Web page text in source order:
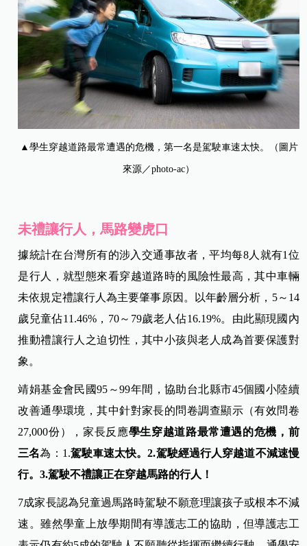
▲學生穿越道路最常遭遇的危機，第一名是駕駛車速太快。（圖片
來源／photo-ac）
未禮讓行人，馬路變虎口
據統計在台灣所有的涉入交通事故者，平均每8人就有1位
是行人，就型態來看穿越道路時的風險性最高，其中車輛
未依規定禮讓行人為主要肇事原因。以年齡層分析，5～14
歲兒童佔11.46%，70～79歲老人佔16.19%。由此顯現國內
推動禮讓行人之迫切性，其中小孩與老人成為首要保護對
象。
靖娟基金會民國95～99年間，協助台北縣市45個國小陸續
改善通學環境，其中針對家長的問卷調查顯示（有效問卷
27,000份），家長反應學生穿越道路最常遭遇的危機，前
三名為：1.駕駛車速太快。2.駕駛經過行人穿越道不減速慢
行。3.駕駛不禮讓正在穿越馬路的行人！
7成家長認為兒童過馬路時駕駛不願意理讓孩子或根本不減
速。雖然學童上放學期間有導護志工的協助，但導護志工